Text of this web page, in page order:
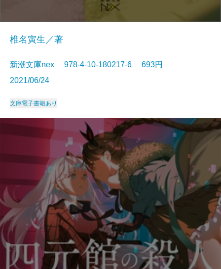
椎名寅生／著
新潮文庫nex 978-4-10-180217-6 693円
2021/06/24
文庫電子書籍あり